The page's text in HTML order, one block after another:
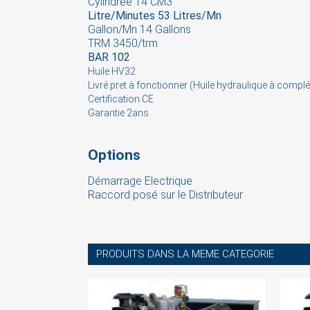
Litre/Minutes 53 Litres/Mn
Gallon/Mn 14 Gallons
TRM 3450/trm
BAR 102
Huile HV32
Livré pret à fonctionner (Huile hydraulique à
Certification CE
Garantie 2ans
Options
Démarrage Electrique
Raccord posé sur le Distributeur
PRODUITS DANS LA MEME CATEGORIE